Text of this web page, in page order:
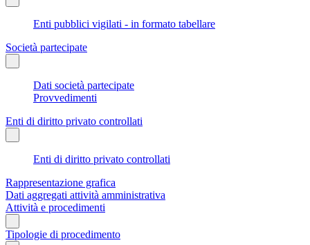
Enti pubblici vigilati - in formato tabellare
Società partecipate
Dati società partecipate
Provvedimenti
Enti di diritto privato controllati
Enti di diritto privato controllati
Rappresentazione grafica
Dati aggregati attività amministrativa
Attività e procedimenti
Tipologie di procedimento